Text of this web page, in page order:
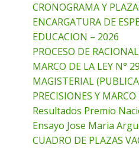
CRONOGRAMA Y
ENCARGATURA DE
EDUCACION – 2026
PROCESO DE
MARCO DE LA LEY N°
MAGISTERIAL
PRECISIONES Y
Resultados Premio
Ensayo Jose Maria
CUADRO DE PLAZAS